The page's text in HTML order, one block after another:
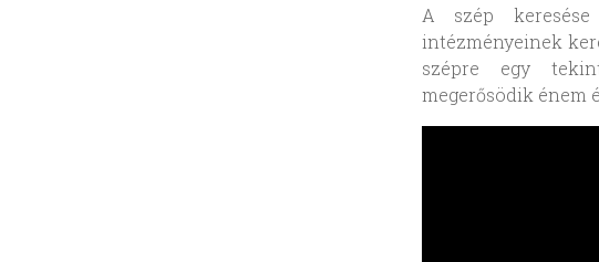
A szép
intézményeinek
szépre egy
megerősödik énem